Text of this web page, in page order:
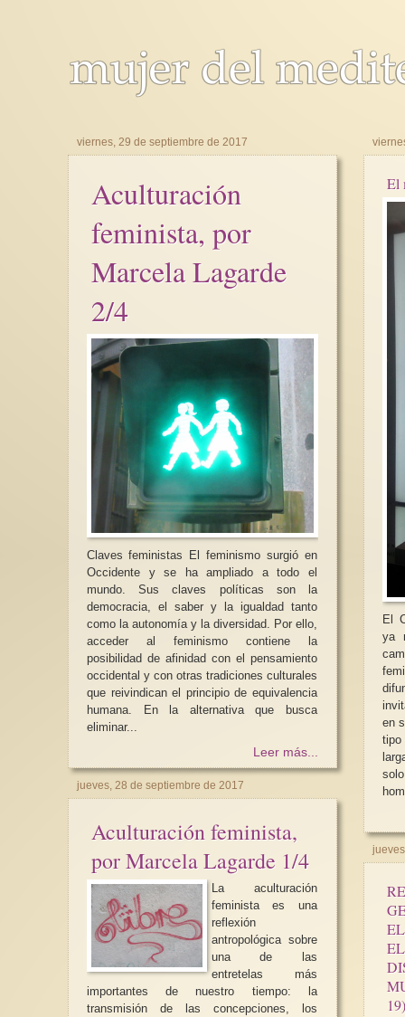
viernes, 29 de septiembre de 2017
Aculturación
feminista, por
Marcela Lagarde
2/4
Claves feministas El feminismo surgió en
Occidente y se ha ampliado a todo el
mundo. Sus claves políticas son la
democracia, el saber y la igualdad tanto
como la autonomía y la diversidad. Por ello,
acceder al feminismo contiene la
posibilidad de afinidad con el pensamiento
occidental y con otras tradiciones culturales
que reivindican el principio de equivalencia
humana. En la alternativa que busca
eliminar...
Leer más...
jueves, 28 de septiembre de 2017
Aculturación feminista,
por Marcela Lagarde 1/4
La aculturación
feminista es una
reflexión
antropológica sobre
una de las
entretelas más
importantes de nuestro tiempo: la
transmisión de las concepciones, los
El
El
ya
en
tipo
Día Mundial contra
hoy ni nunca
pueden ser
Día Mundial contra
hoy ni nunca
pueden ser